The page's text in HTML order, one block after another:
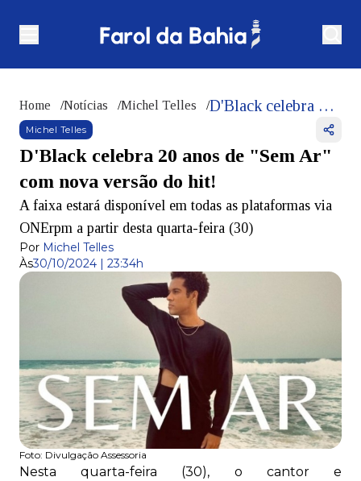
Home /Notícias /Michel Telles / D'Black celebra 20 anos de "Sem Ar" com nova versão do hit!
Michel Telles
D'Black celebra 20 anos de "Sem Ar"
com nova versão do hit!
A faixa estará disponível em todas as plataformas via
ONErpm a partir desta quarta-feira (30)
Por Michel Telles
Às30/10/2024 | 23:34h
Foto: Divulgação Assessoria
Nesta quarta-feira (30), o cantor e